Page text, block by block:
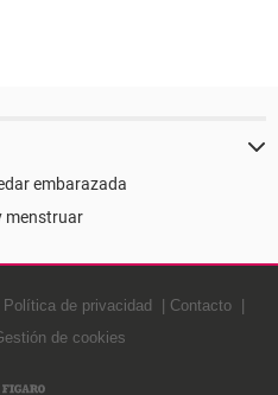
embarazada
menstruar
Política de privacidad
Contacto
de cookies